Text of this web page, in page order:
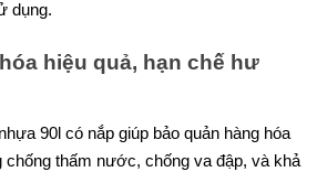
dụng.
hiệu quả, hạn chế hư
90l có nắp giúp bảo quản hàng hóa
chống thấm nước, chống va đập, và khả